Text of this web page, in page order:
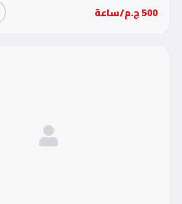
500 ج.م/ساعة